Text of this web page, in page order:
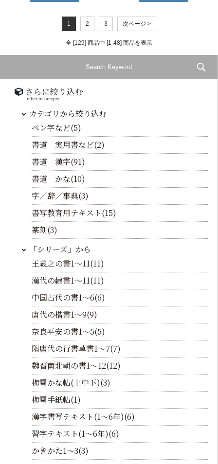
1 2 3 次ページ >
全 [129] 商品中 [1-48] 商品を表示
さらに絞り込む
Filter in Category
カテゴリから絞り込む
ペン字など(5)
書道 実用書など(2)
書道 漢字(91)
書道 かな(10)
字／辞／事典(3)
書写教育用テキスト(15)
篆刻(3)
「シリーズ」から
王羲之の書1～11(11)
漢代の隷書1～11(11)
中国古代の書1～6(6)
唐代の楷書1～9(9)
奈良平安の書1～5(5)
隋唐代の行書草書1～7(7)
魏晋南北朝の書1～12(12)
梅雪かな帖(上中下)(3)
梅雪手紙帖(1)
漢字書写テキスト(1～6年)(6)
習字テキスト(1～6年)(6)
かきかた1～3(3)